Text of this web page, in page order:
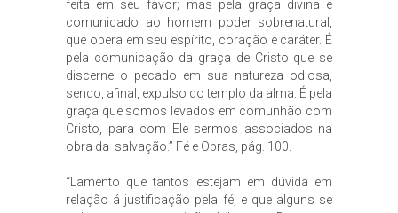
feita em seu favor; mas pela graça divina é
comunicado ao homem poder sobrenatural,
que opera em seu espírito, coração e caráter. É
pela comunicação da graça de Cristo que se
discerne o pecado em sua natureza odiosa,
sendo, afinal, expulso do templo da alma. É pela
graça que somos levados em comunhão com
Cristo, para com Ele sermos associados na
obra da salvação.” Fé e Obras, pág. 100.
“Lamento que tantos estejam em dúvida em
relação á justificação pela fé, e que alguns se